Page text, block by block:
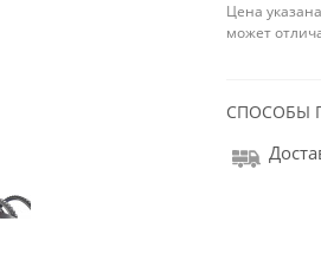
Цена
может
СПОСОБЫ